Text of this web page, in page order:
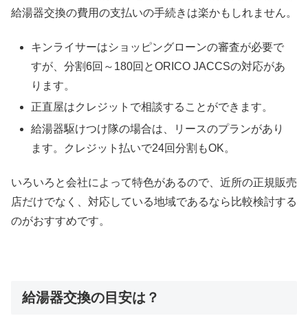
給湯器交換の費用の支払いの手続きは楽かもしれません。
キンライサーはショッピングローンの審査が必要で
すが、分割6回～180回とORICO JACCSの対応があ
ります。
正直屋はクレジットで相談することができます。
給湯器駆けつけ隊の場合は、リースのプランがあり
ます。クレジット払いで24回分割もOK。
いろいろと会社によって特色があるので、近所の正規販売
店だけでなく、対応している地域であるなら比較検討する
のがおすすめです。
給湯器交換の目安は？